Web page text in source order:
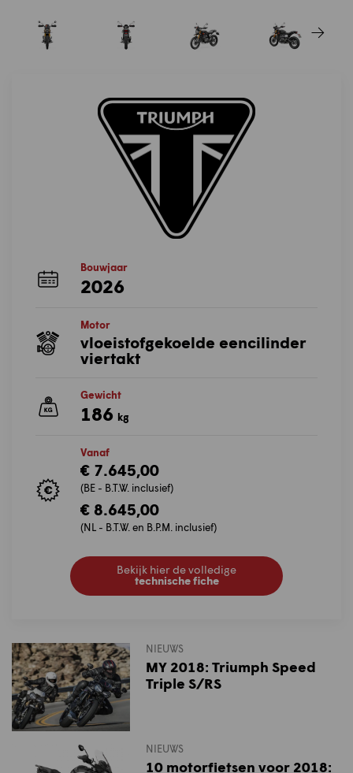
Bouwjaar
2026
Motor
vloeistofgekoelde eencilinder
viertakt
Gewicht
186 kg
Vanaf
€ 7.645,00
(BE - B.T.W. inclusief)
€ 8.645,00
(NL - B.T.W. en B.P.M. inclusief)
Bekijk hier de volledige
technische fiche
NIEUWS
MY 2018: Triumph Speed
Triple S/RS
NIEUWS
10 motorfietsen voor 2018: